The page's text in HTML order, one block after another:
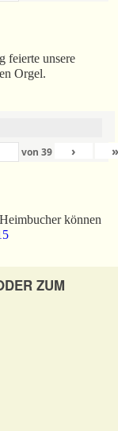
feierte unsere
Orgel.
von 39 ›
können
ZUM